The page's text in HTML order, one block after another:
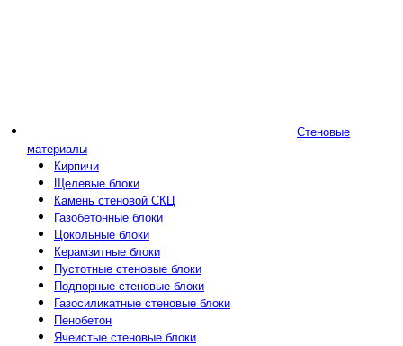
Стеновые
материалы
Кирпичи
Щелевые блоки
Камень стеновой СКЦ
Газобетонные блоки
Цокольные блоки
Керамзитные блоки
Пустотные стеновые блоки
Подпорные стеновые блоки
Газосиликатные стеновые блоки
Пенобетон
Ячеистые стеновые блоки